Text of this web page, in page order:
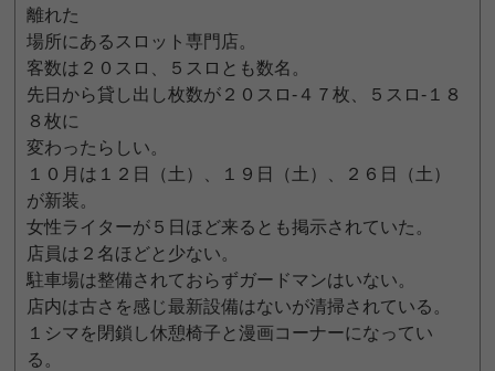
離れた
場所にあるスロット専門店。
客数は２０スロ、５スロとも数名。
先日から貸し出し枚数が２０スロ-４７枚、５スロ-１８
８枚に
変わったらしい。
１０月は１２日（土）、１９日（土）、２６日（土）
が新装。
女性ライターが５日ほど来るとも掲示されていた。
店員は２名ほどと少ない。
駐車場は整備されておらずガードマンはいない。
店内は古さを感じ最新設備はないが清掃されている。
１シマを閉鎖し休憩椅子と漫画コーナーになってい
る。